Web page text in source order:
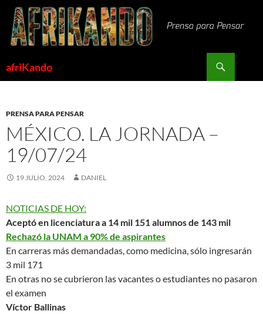
Saltar
contenido
afriKando
PRENSA PARA PENSAR
MÉXICO. LA JORNADA –
19/07/24
19 JULIO, 2024 DANIEL
NOTICIAS DE HOY:
Aceptó en licenciatura a 14 mil 151 alumnos de 143 mil
Rechazó la UNAM a 90% de aspirantes
En carreras más demandadas, como medicina, sólo ingresarán
3 mil 171
En otras no se cubrieron las vacantes o estudiantes no pasaron
el examen
Víctor Ballinas